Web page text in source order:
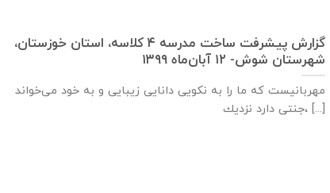
گزارش پیشرفت ساخت مدرسه ٤ كلاسه، استان خوزستان،
شهرستان شوش- ۱۲ آبان‌ماه ۱۳۹۹
مهربانيست كه ما را به نكويی دانايی زيبايی و به خود می‌خواند
جنتی دارد نزديك، [...]